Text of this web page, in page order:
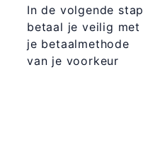
In de volgende stap
betaal je veilig met
je betaalmethode
van je voorkeur